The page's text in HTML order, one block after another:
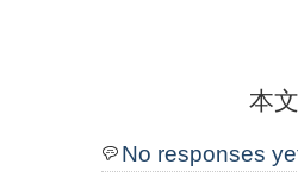
本
No responses